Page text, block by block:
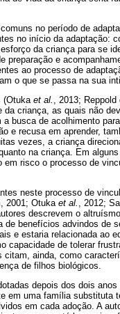
no período de
no início da adaptação:
da criança para se
preparação e
ao processo de
o que se passa na sua
(Otuka et al.
, 2013;
da criança, as quais não
busca de acolhimento
e recusa em aprender,
vezes, a criança
na criança. Em
risco o processo de
neste processo de
2001; Otukaet al. , 2012;
descrevem o
benefícios advindos de
e estaria relacionada ao
capacidade de tolerar
ainda, como
de filhos biológicos.
depois dos dois
em uma família substituta
em cada adoção. A